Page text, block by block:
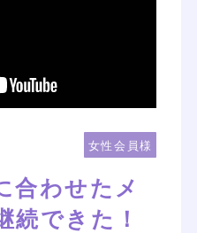
女性会員様
合わせたメ
続できた！